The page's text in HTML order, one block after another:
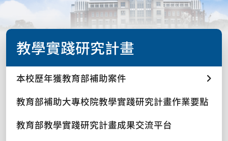
教學實踐研究計畫
本校歷年獲教育部補助案件
教育部補助大專校院教學實踐研究計畫作業要點
教育部教學實踐研究計畫成果交流平台